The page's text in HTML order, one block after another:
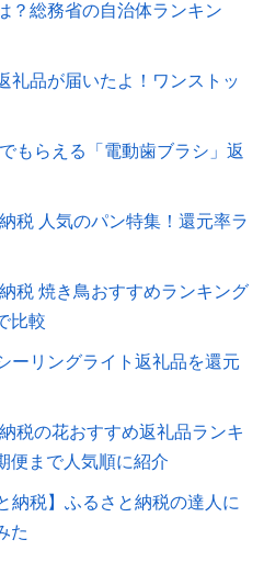
？総務省の自治体ランキン
礼品が届いたよ！ワンストッ
もらえる「電動歯ブラシ」返
税 人気のパン特集！還元率ラ
税 焼き鳥おすすめランキング
比較
ーリングライト返礼品を還元
税の花おすすめ返礼品ランキ
便まで人気順に紹介
納税】ふるさと納税の達人に
た